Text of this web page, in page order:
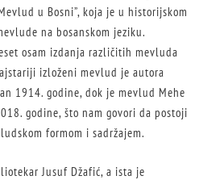
u Bosni”, koja je u historijskom
na bosanskom jeziku.
osam izdanja različitih mevluda
izloženi mevlud je autora
1914. godine, dok je mevlud Mehe
godine, što nam govori da postoji
formom i sadržajem.
Jusuf Džafić, a ista je